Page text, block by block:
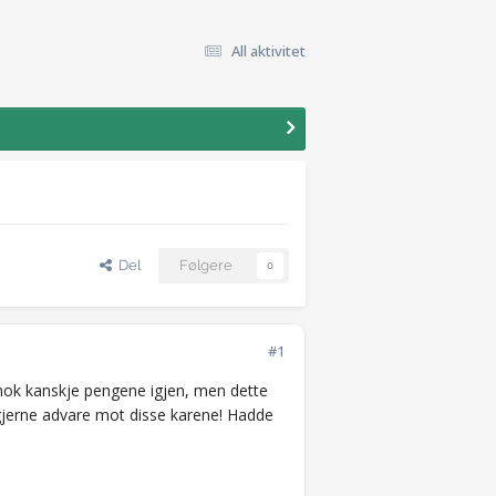
All aktivitet
Del Følgere 0
#1
kanskje pengene igjen, men dette
advare mot disse karene! Hadde